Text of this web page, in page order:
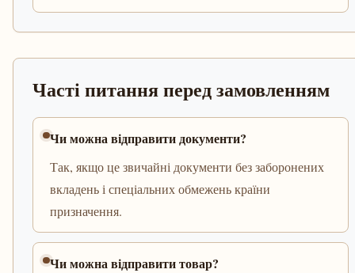
Часті питання перед замовленням
Чи можна відправити документи?
Так, якщо це звичайні документи без заборонених
вкладень і спеціальних обмежень країни
призначення.
Чи можна відправити товар?